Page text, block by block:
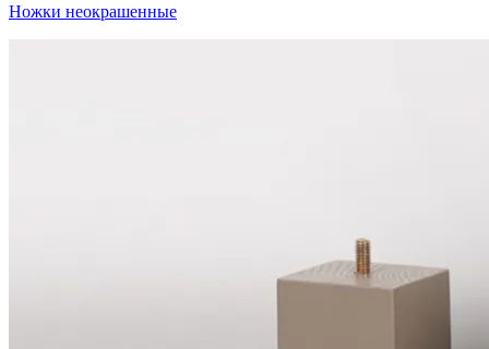
Ножки неокрашенные